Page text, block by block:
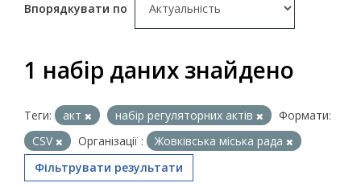
Впорядкувати по
1 набір даних знайдено
Теги: акт набір регуляторних актів
Формати:
CSV
Організації :
Жовківська міська рада
Фільтрувати результати